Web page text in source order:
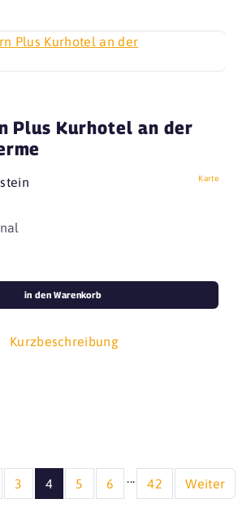
Plus Kurhotel an der
Karte
Kurzbeschreibung
in den Warenkorb
3 4 5 6 ... 42 Weiter